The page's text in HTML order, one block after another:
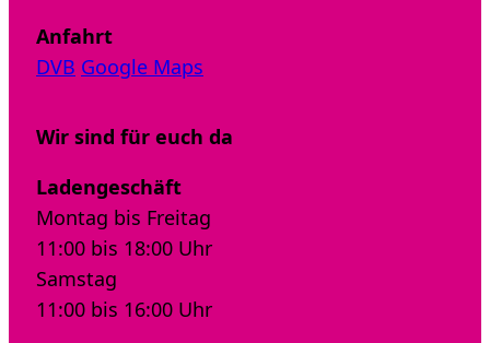
Anfahrt
DVB Google Maps
Wir sind für euch da
Ladengeschäft
Montag bis Freitag
11:00 bis 18:00 Uhr
Samstag
11:00 bis 16:00 Uhr